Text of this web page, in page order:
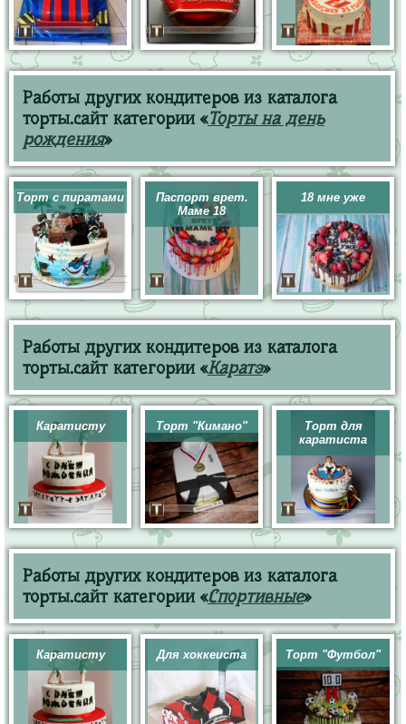
Работы других кондитеров из каталога
торты.сайт категории «Торты на день
рождения»
Торт с пиратами
Паспорт врет.
Маме 18
18 мне уже
Работы других кондитеров из каталога
торты.сайт категории «Каратэ»
Каратисту Торт "Кимано"
Торт для
каратиста
Работы других кондитеров из каталога
торты.сайт категории «Спортивные»
Каратисту Для хоккеиста Торт "Футбол"